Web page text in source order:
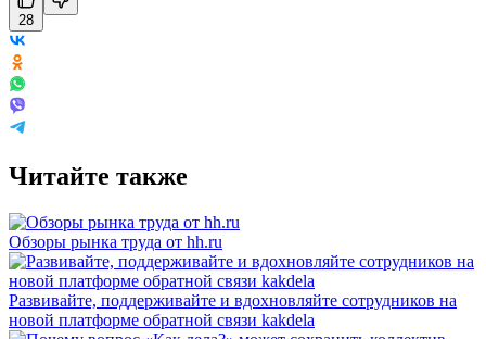
28
Читайте также
Обзоры рынка труда от hh.ru
Развивайте, поддерживайте и вдохновляйте сотрудников на
новой платформе обратной связи kakdela